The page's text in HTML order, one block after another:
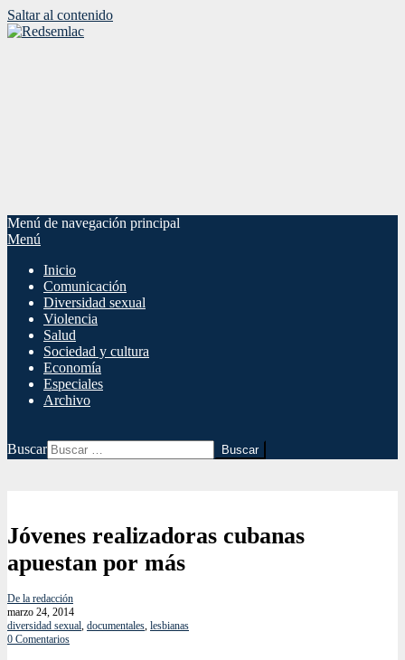
Saltar al contenido
Menú de navegación principal
Menú
Inicio
Comunicación
Diversidad sexual
Violencia
Salud
Sociedad y cultura
Economía
Especiales
Archivo
Buscar
Jóvenes realizadoras cubanas
apuestan por más
De la redacción
marzo 24, 2014
diversidad sexual, documentales, lesbianas
0 Comentarios